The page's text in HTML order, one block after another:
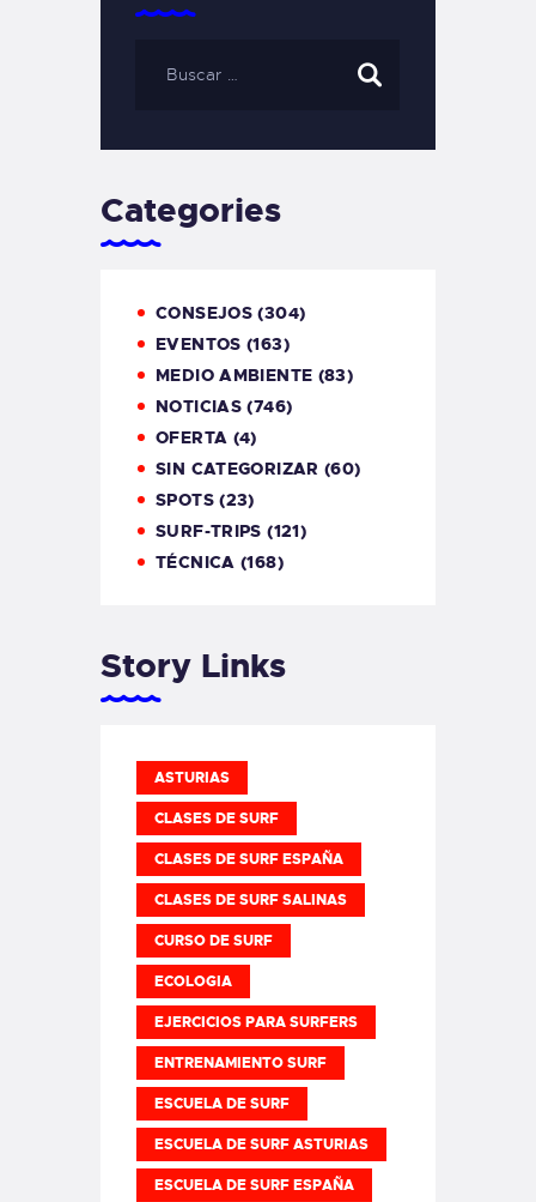
Categories
CONSEJOS (304)
EVENTOS (163)
MEDIO AMBIENTE (83)
NOTICIAS (746)
OFERTA (4)
SIN CATEGORIZAR (60)
SPOTS(23)
SURF-TRIPS (121)
TÉCNICA (168)
Story Links
ASTURIAS
CLASES DE SURF
CLASES DE SURF ESPAÑA
CLASES DE SURF SALINAS
CURSO DE SURF
ECOLOGIA
EJERCICIOS PARA SURFERS
ENTRENAMIENTO SURF
ESCUELA DE SURF
ESCUELA DE SURF ASTURIAS
ESCUELA DE SURF ESPAÑA